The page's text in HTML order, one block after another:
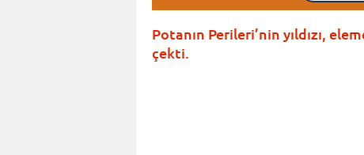
Potanın Perileri’nin yıldızı,
çekti.